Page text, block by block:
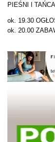
PIEŚNI l
ok. 19.30
ok. 20.00